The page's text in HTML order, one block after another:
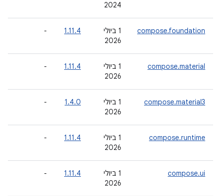
2024
compose.foundation
‫1 ביולי
2026
1.11.4
-
compose.material
‫1 ביולי
2026
1.11.4
-
compose.material3
‫1 ביולי
2026
1.4.0
-
compose.runtime
‫1 ביולי
2026
1.11.4
-
compose.ui
‫1 ביולי
2026
1.11.4
-